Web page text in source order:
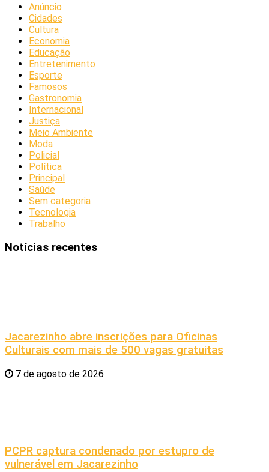
Anúncio
Cidades
Cultura
Economia
Educação
Entretenimento
Esporte
Famosos
Gastronomia
Internacional
Justiça
Meio Ambiente
Moda
Policial
Política
Principal
Saúde
Sem categoria
Tecnologia
Trabalho
Notícias recentes
Jacarezinho abre inscrições para Oficinas
Culturais com mais de 500 vagas gratuitas
7 de agosto de 2026
PCPR captura condenado por estupro de
vulnerável em Jacarezinho